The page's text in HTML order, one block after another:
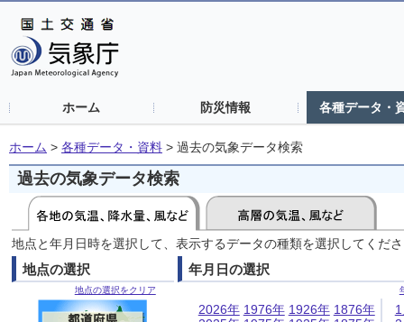
ホーム 防災情報 各種データ・
ホーム > 各種データ・資料 > 過去の気象データ検索
過去の気象データ検索
地点と年月日時を選択して、表示するデータの種類を選択してくだ
地点の選択
地点の選択をクリア
年月日の選択
2026年 1976年 1926年 1876年